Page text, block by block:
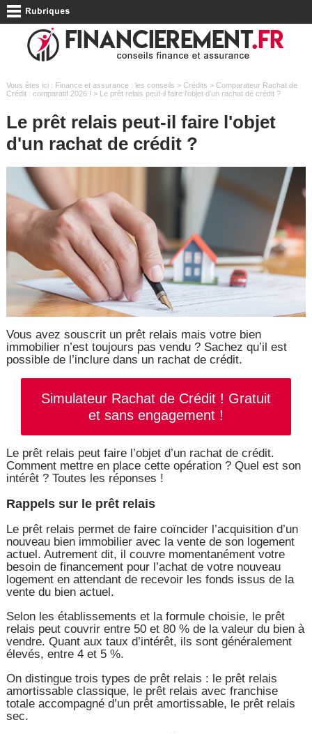
Vous êtes ici : Finance et assurance : les conseils > Crédits > Comparateur Rachat de
Crédit : comparatif 2026 ! > Le prêt relais peut-il faire l'objet d'un rachat de crédit ?
Le prêt relais peut-il faire l'objet
d'un rachat de crédit ?
Vous avez souscrit un prêt relais mais votre bien
immobilier n’est toujours pas vendu ? Sachez qu’il est
possible de l’inclure dans un rachat de crédit.
Simulateur Rachat de Crédit ! Gratuit
et sans engagement !
Le prêt relais peut faire l’objet d’un rachat de crédit.
Comment mettre en place cette opération ? Quel est son
intérêt ? Toutes les réponses !
Rappels sur le prêt relais
Le prêt relais permet de faire coïncider l’acquisition d’un
nouveau bien immobilier avec la vente de son logement
actuel. Autrement dit, il couvre momentanément votre
besoin de financement pour l’achat de votre nouveau
logement en attendant de recevoir les fonds issus de la
vente du bien actuel.
Selon les établissements et la formule choisie, le prêt
relais peut couvrir entre 50 et 80 % de la valeur du bien à
vendre. Quant aux taux d’intérêt, ils sont généralement
élevés, entre 4 et 5 %.
On distingue trois types de prêt relais : le prêt relais
amortissable classique, le prêt relais avec franchise
totale accompagné d’un prêt amortissable, le prêt relais
sec.